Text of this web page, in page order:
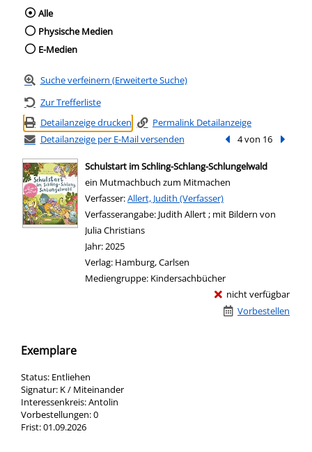
Wählen Sie die Medienart nach der Sie
Alle
Physische Medien
E-Medien
Suche verfeinern (Erweiterte Suche)
Zur Trefferliste
Detailanzeige drucken
Permalink Detailanzeige
Detailanzeige per E-Mail versenden
Vorheriger Treffer
4 von 16
Schulstart im Schling-Schlang-Schlungelwald
ein Mutmachbuch zum Mitmachen
Verfasser:Suche nach diesem Verfasser
Allert, Judith (Verfasser)
Verfasserangabe: Judith Allert ; mit Bildern von
Julia Christians
Jahr:2025
Verlag: Hamburg, Carlsen
Mediengruppe: Kindersachbücher
nicht verfügbar
Vorbestellen
Exemplare
Status: Entliehen
Signatur: K / Miteinander
Interessenkreis:Antolin
Vorbestellungen:0
Frist:01.09.2026